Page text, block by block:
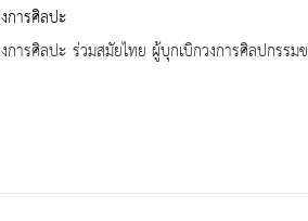
การศิลปะ
ารศิลปะ ร่วมสมัยไทย ผู้บุกเบิกวงการศิลปกรร